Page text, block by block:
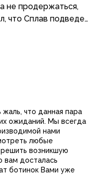
не продержаться,
что Сплав подведет.
как на вальбериссе
что данная пара
ожиданий. Мы всегда
нами
любые
возникшую
вам досталась
ботинок Вами уже